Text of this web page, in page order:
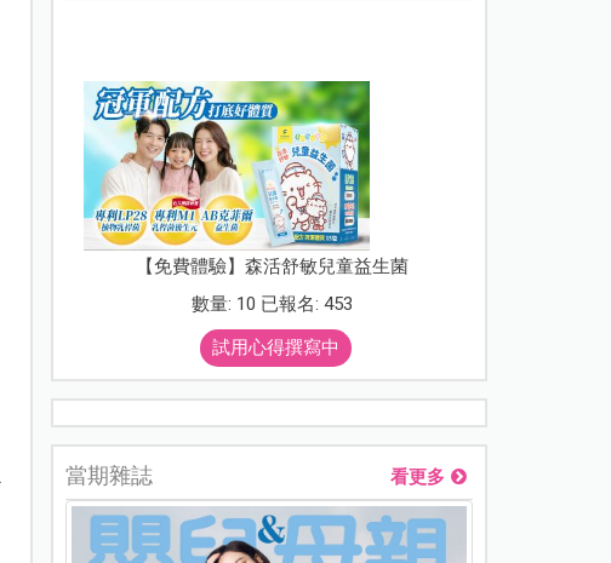
【免費體驗】森活舒敏兒童益生菌
數量: 10 已報名: 453
試用心得撰寫中
當期雜誌 看更多